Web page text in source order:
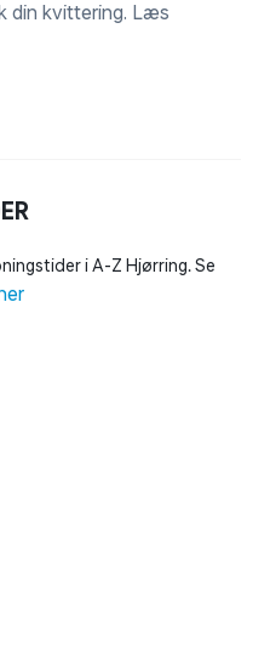
din kvittering. Læs
i A-Z Hjørring. Se